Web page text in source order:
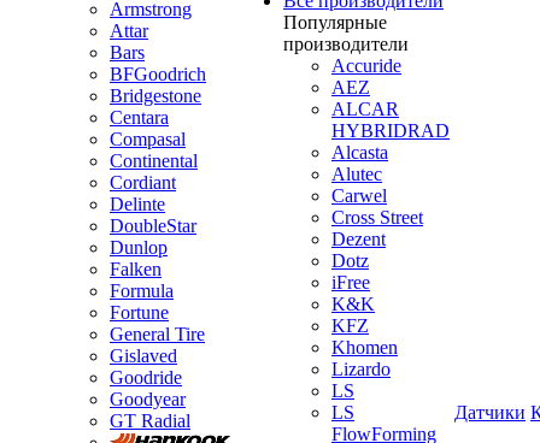
Armstrong
Attar
Bars
BFGoodrich
Bridgestone
Centara
Compasal
Continental
Cordiant
Delinte
DoubleStar
Dunlop
Falken
Formula
Fortune
General Tire
Gislaved
Goodride
Goodyear
GT Radial
Популярные
производители
Accuride
AEZ
ALCAR
HYBRIDRAD
Alcasta
Alutec
Carwel
Cross Street
Dezent
Dotz
iFree
K&K
KFZ
Khomen
Lizardo
LS
LS
FlowForming
Датчики